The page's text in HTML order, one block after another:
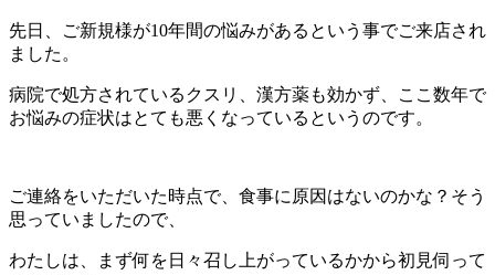
先日、ご新規様が10年間の悩みがあるという事でご来店され
ました。
病院で処方されているクスリ、漢方薬も効かず、ここ数年で
お悩みの症状はとても悪くなっているというのです。
ご連絡をいただいた時点で、食事に原因はないのかな？そう
思っていましたので、
わたしは、まず何を日々召し上がっているかから初見伺って